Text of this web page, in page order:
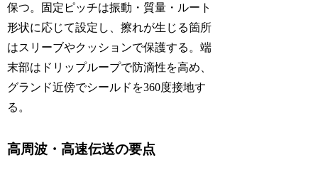
保つ。固定ピッチは振動・質量・ルート
形状に応じて設定し、擦れが生じる箇所
はスリーブやクッションで保護する。端
末部はドリップループで防滴性を高め、
グランド近傍でシールドを360度接地す
る。
高周波・高速伝送の要点